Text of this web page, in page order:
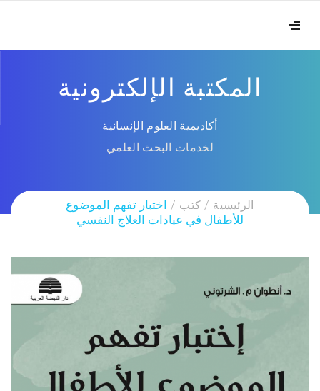
المكتبة الإلكترونية
أكاديمية العلوم الإنسانية
لخدمات البحث العلمي
الرئيسية كتب
اختبار تفهم الموضوع
للأطفال في عيادات العلاج النفسي